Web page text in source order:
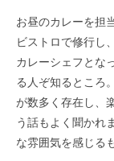
お昼のカレーを担
ビストロで修行し
カレーシェフとな
る人ぞ知るところ
が数多く存在し、
う話もよく聞かれ
な雰囲気を感じる